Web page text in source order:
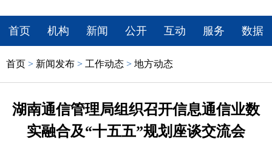
首页 机构 新闻 公开 互动 服务 数据
首页 > 新闻发布 > 工作动态 > 地方动态
湖南通信管理局组织召开信息通信业数
实融合及“十五五”规划座谈交流会